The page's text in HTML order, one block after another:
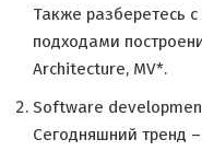
Также разберетесь
подходами
Architecture, MV*.
Software
Сегодняшний тренд